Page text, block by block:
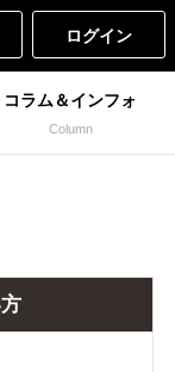
ログイン
コラム＆インフォ
Column